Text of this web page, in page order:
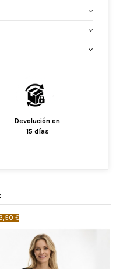
Devolución en
15 días
€